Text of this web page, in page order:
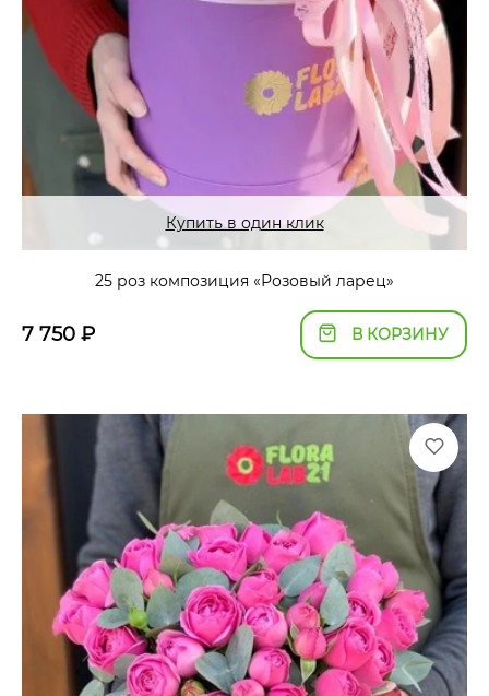
Купить в один клик
25 роз композиция «Розовый ларец»
7 750 ₽ В КОРЗИНУ